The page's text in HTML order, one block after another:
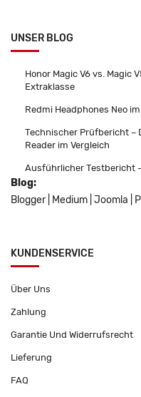
UNSER BLOG
Honor Magic V6 vs. Magic
Extraklasse
Redmi Headphones Neo
Technischer Prüfbericht –
Reader im Vergleich
Ausführlicher Testbericht
Blog:
Blogger
Medium Joomla
KUNDENSERVICE
Über Uns
Zahlung
Garantie Und Widerrufsrecht
Lieferung
FAQ